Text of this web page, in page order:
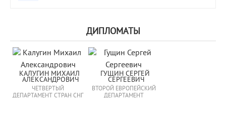
ДИПЛОМАТЫ
КАЛУГИН МИХАИЛ
АЛЕКСАНДРОВИЧ
ЧЕТВЕРТЫЙ
ДЕПАРТАМЕНТ СТРАН СНГ
ГУЩИН СЕРГЕЙ
СЕРГЕЕВИЧ
ВТОРОЙ ЕВРОПЕЙСКИЙ
ДЕПАРТАМЕНТ